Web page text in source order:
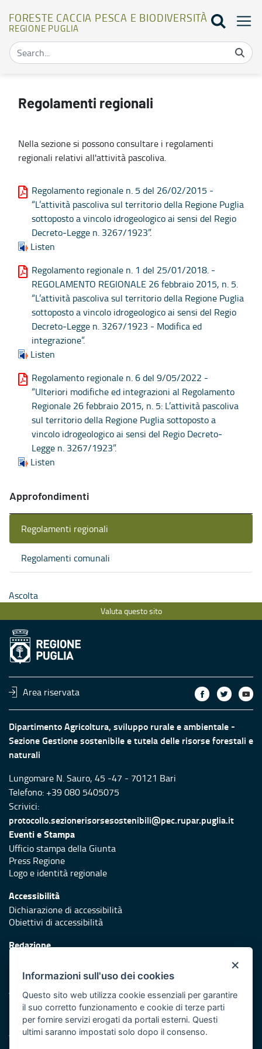
FORESTE CACCIA PESCA E BIODIVERSITÀ
REGIONE PUGLIA
Regolamenti regionali
Nella sezione si possono consultare i regolamenti
regionali relativi all'attività pascoliva.
Regolamento regionale n. 5 del 26/02/2015 -
“L’attività pascoliva sul territorio della Regione Puglia
sottoposto a vincolo idrogeologico ai sensi del Regio
Decreto‐Legge n. 3267/1923”.
Listen
Regolamento regionale n. 1 del 25/01/2018. -
REGOLAMENTO REGIONALE 26 febbraio 2015, n. 5.
“L’attività pascoliva sul territorio della Regione Puglia
sottoposto a vincolo idrogeologico ai sensi del Regio
Decreto‐Legge n. 3267/1923 - Modifica ed
integrazione”.
Listen
Regolamento regionale n. 6 del 9/05/2022 -
“Ulteriori modifiche ed integrazioni al Regolamento
Regionale 26 febbraio 2015, n. 5: L’attività pascoliva
sul territorio della Regione Puglia sottoposto a
vincolo idrogeologico ai sensi del Regio Decreto‐
Legge n. 3267/1923”.
Listen
Approfondimenti
Regolamenti regionali
Regolamenti comunali
Ascolta
Valuta questo sito
Area riservata
Dipartimento Agricoltura, sviluppo rurale e ambientale -
Sezione Gestione sostenibile e tutela delle risorse forestali e
naturali
Lungomare N. Sauro, 45 -47 - 70121 Bari
Telefono: +39 080 5405075
Scrivici:
protocollo.sezionerisorsesostenibili@pec.rupar.puglia.it
Eventi e Stampa
Ufficio stampa della Giunta
Press Regione
Logo e identità regionale
Accessibilità
Dichiarazione di accessibilità
Obiettivi di accessibilità
Redazione
Protezione civile
Vai al sito di Protezione Civile Puglia
Iniziativa finanziata con risorse del POR Puglia 2014/2020 -
Asse XI
×
Informazioni sull'uso dei cookies
Questo sito web utilizza cookie essenziali per garantire
il suo corretto funzionamento e cookie di terze parti
per fornire servizi erogati da portali esterni. Questi
ultimi saranno impostati solo dopo il consenso.